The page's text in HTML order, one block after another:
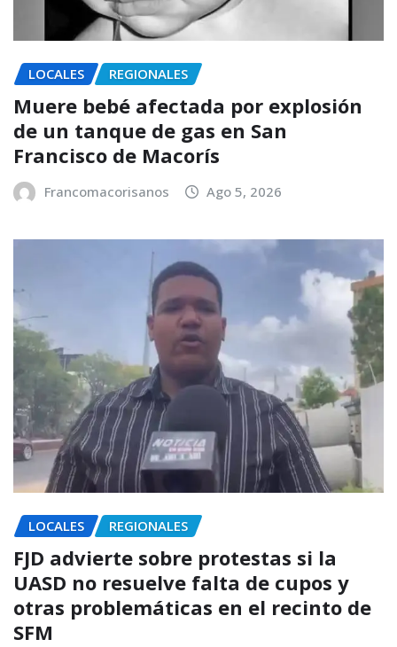
LOCALES REGIONALES
Muere bebé afectada por explosión
de un tanque de gas en San
Francisco de Macorís
Francomacorisanos Ago 5, 2026
LOCALES REGIONALES
FJD advierte sobre protestas si la
UASD no resuelve falta de cupos y
otras problemáticas en el recinto de
SFM